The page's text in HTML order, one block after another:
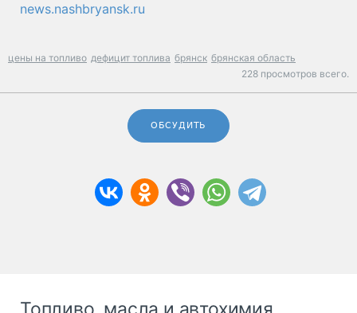
news.nashbryansk.ru
цены на топливо дефицит топлива брянск брянская область
228 просмотров всего.
ОБСУДИТЬ